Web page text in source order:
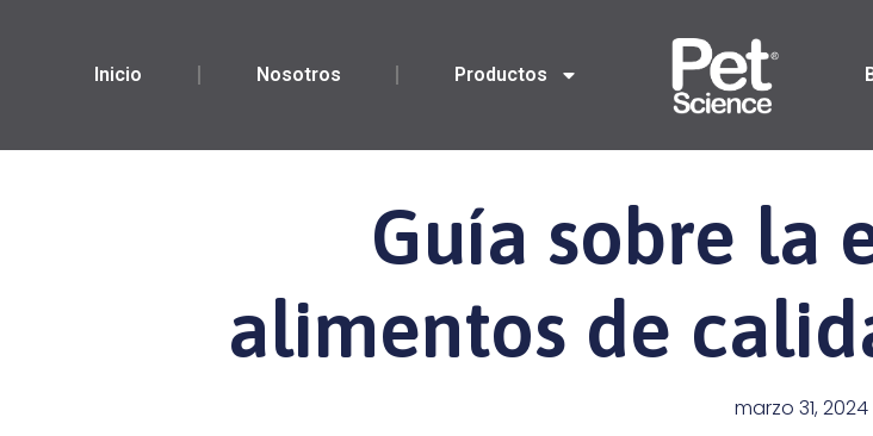
Inicio Nosotros Productos
Guía sobre la
alimentos de
marzo 31, 2024